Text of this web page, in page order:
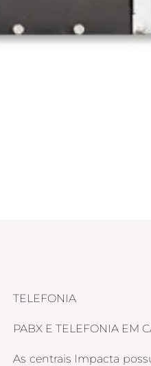
TELEFONIA
PABX E TELEFONIA EM
As centrais Impacta